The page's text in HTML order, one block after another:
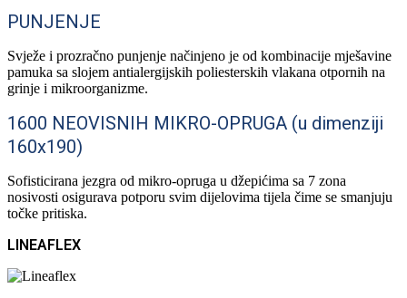
PUNJENJE
Svježe i prozračno punjenje načinjeno je od kombinacije mješavine
pamuka sa slojem antialergijskih poliesterskih vlakana otpornih na
grinje i mikroorganizme.
1600 NEOVISNIH MIKRO-OPRUGA (u dimenziji
160x190)
Sofisticirana jezgra od mikro-opruga u džepićima sa 7 zona
nosivosti osigurava potporu svim dijelovima tijela čime se smanjuju
točke pritiska.
LINEAFLEX